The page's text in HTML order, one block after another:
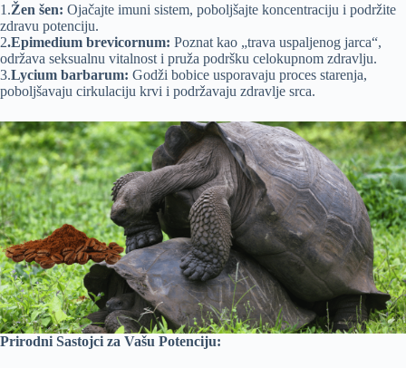
1.Žen šen: Ojačajte imuni sistem, poboljšajte koncentraciju i podržite
zdravu potenciju.
2.Epimedium brevicornum: Poznat kao „trava uspaljenog jarca“,
održava seksualnu vitalnost i pruža podršku celokupnom zdravlju.
3.Lycium barbarum: Godži bobice usporavaju proces starenja,
poboljšavaju cirkulaciju krvi i podržavaju zdravlje srca.
Prirodni Sastojci za Vašu Potenciju: